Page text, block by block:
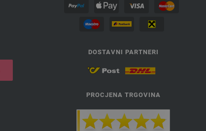
DOSTAVNI PARTNERI
PROCJENA TRGOVINA